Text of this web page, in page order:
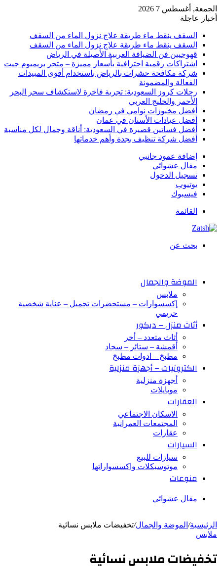
الجمعة, أغسطس 7 2026
أخبار عاجلة
السقف ينقط ماء طريقة علاج نزول الماء من السقف
السقف ينقط ماء طريقة علاج نزول الماء من السقف
قهوجيين فن الضيافة العربية الأصيلة في الرياض
اشتراكات رقمية احترافية بأسعار مميزة – متجر بريميوم جيت
شركة مكافحة حشرات بالرياض باستخدام أقوى المبيدات
الفعالة والمضمونة
رحلات كروز السعودية: تجربة فاخرة لاستكشاف سحر البحر
الأحمر والخليج العربي
أفضل مخبوزات نوامي في رمضان
أفضل عيادات الأسنان في عمان
أفضل فساتين قصيرة في السعودية: أناقة وجمال لكل مناسبة
أفضل شركة تنظيف بجدة وأهم خدماتها
إضافة عمود جانبي
مقال عشوائي
تسجيل الدخول
يوتيوب
فيسبوك
القائمة
بحث عن
الموضة والجمال
ملابس
إكسسوارات – مستحضرات تجميل – عناية شخصية
حريمي
أثاث منزل – ديكور
أثاث متعدد – أخر
أقمشة – ستائر – سجاد
مطبخ – ادوات مطبخ
الكترونيات – أجهزة منزلية
أجهزة منزلية
موبايلات
العقارات
الاسكان الاجتماعي
المجتمعات العمرانية
عقارات
السيارات
سيارات للبيع
موتوسيكلات واكسسواراتها
منوعات
مقال عشوائي
الرئيسية/ الموضة والجمال/تخفيضات ملابس نسائية
ملابس
تخفيضات ملابس نسائية